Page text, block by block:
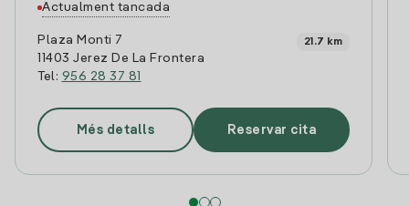
Actualment tancada
Plaza Monti 7
11403 Jerez De La Frontera
Tel: 956 28 37 81
21.7 km
Més detalls Reservar cita